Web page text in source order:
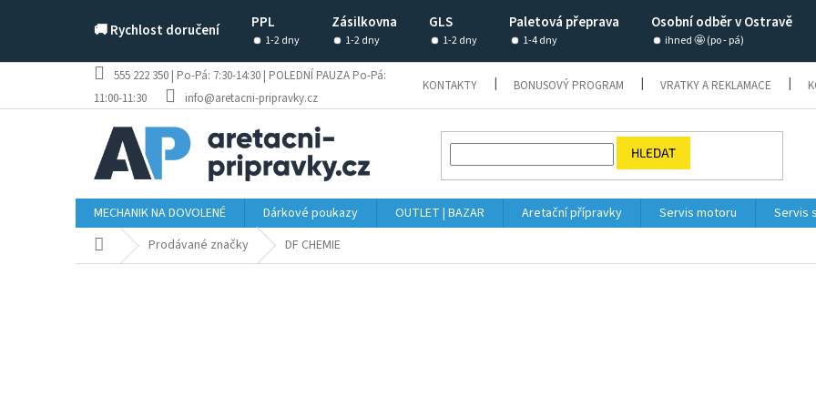
🚚 Rychlost doručení PPL Zásilkovna GLS Paletová přeprava Osobní odběr v Ostravě
1-2 dny 1-2 dny 1-2 dny 1-4 dny ihned 🤩 (po - pá)
555 222 350 | Po-Pá: 7:30-14:30 | POLEDNÍ PAUZA Po-Pá:
11:00-11:30
info@aretacni-pripravky.cz
KONTAKTY BONUSOVÝ PROGRAM VRATKY A REKLAMACE
HLEDAT
MECHANIK NA DOVOLENÉ Dárkové poukazy OUTLET | BAZAR Aretační přípravky Servis motoru Servis
Domů Prodávané značky DF CHEMIE